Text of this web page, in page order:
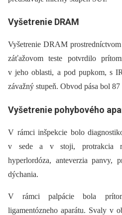
Vyšetrenie DRAM
Vyšetrenie DRAM
záťažovom teste potvrdilo
v jeho oblasti, a pod pupkom, s
závažný stupeň. Obvod pása bol 87
Vyšetrenie pohybového
V rámci inšpekcie bolo
v sede a v stoji, protrakcia
hyperlordóza, anteverzia panvy,
dýchania.
V rámci palpácie bola
ligamentózneho aparátu. Svaly v